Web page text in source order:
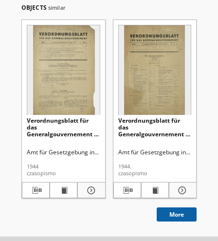
OBJECTS similar
Verordnungsblatt für
das
Generalgouvernement /
Regierung des
1944, Nr 3 (31 Januar)
Amt für Gesetzgebung in der Regierung des Generalgouverneurs
1944
czasopismo
Verordnungsblatt für
das
Generalgouvernement /
Regierung des
1944, Nr 2 (27 Januar)
Amt für Gesetzgebung in der
1944.
czasopismo
More